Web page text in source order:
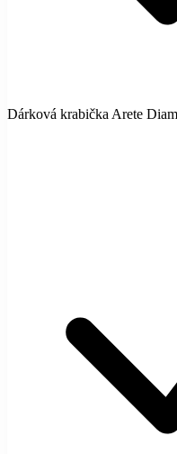
Dárková krabička Arete